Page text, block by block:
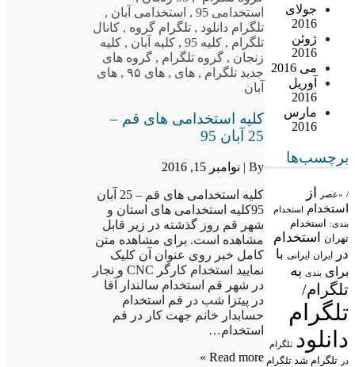
جولای
2016
ژوئن
2016
می 2016
آوریل
2016
مارس
2016
برچسب‌ها
/ «عصر از
استخدام استخدام
بندی: استخدام
تهران
استخدام
در
ایران ایرانی با
برای بندی به
تلگرام/
تلگرام
دانلود تلگرام
در تلگرام شد تلگرام
استخدامی 95
, استخدامی آبان ,
تلگرام دانلود , تلگرام گروه , کانال
تلگرام , کلیه 95 , کلیه آبان , کلیه
زنجان , گروه تلگرام , گروه های
جدید تلگرام , های , های ۹۵ , های
آبان
کلیه استخدامی های قم –
25 آبان 95
By | نوامبر 15, 2016
کلیه استخدامی های قم – 25 آبان
95کلیه استخدامی های استان و
شهر قم روز گذشته در زیر قابل
مشاهده است. برای مشاهده متن
کامل خبر روی عنوان آن کلیک
نمایید استخدام کارگر CNC و نجار
در شهر قم استخدام سالندار آقا
در پیتزا شب در قم استخدام
حسابدار خانم جهت کار در قم
استخدام…
Read more »